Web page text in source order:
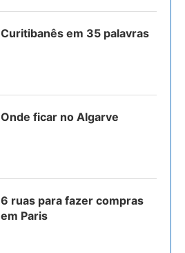
Curitibanês em 35 palavras
Onde ficar no Algarve
6 ruas para fazer compras
em Paris